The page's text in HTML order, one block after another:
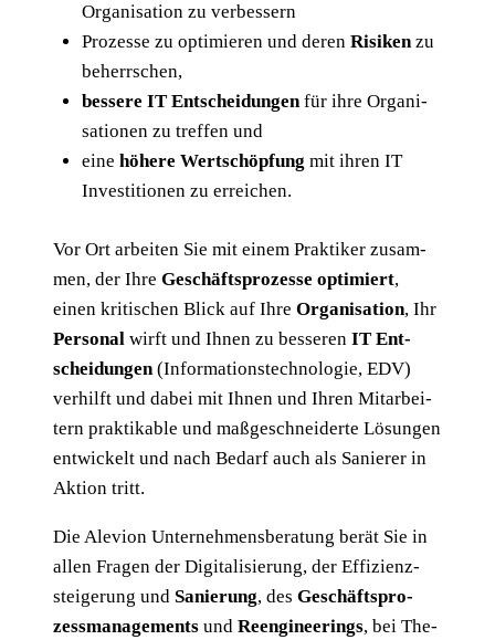
Orga­ni­sa­ti­on zu verbessern
Pro­zes­se zu opti­mie­ren und deren Risi­kenzu
beherrschen,
bes­se­re IT Ent­schei­dun­genfür ihre Orga­ni­
sa­tio­nen zu tref­fen und
eine höhe­re Wert­schöp­fung mit ihren IT
Inves­ti­tio­nen zu erreichen.
Vor Ort arbei­ten Sie mit einem Prak­ti­ker zusam­
men, der Ihre Geschäfts­pro­zes­se opti­miert,
einen kri­ti­schen Blick auf Ihre Orga­ni­sa­ti­on, Ihr
Per­so­nal wirft und Ihnen zu bes­se­ren IT Ent­
schei­dun­gen (Infor­ma­ti­ons­tech­no­lo­gie, EDV)
ver­hilft und dabei mit Ihnen und Ihren Mit­ar­bei­
tern prak­ti­ka­ble und maß­ge­schnei­der­te Lösun­gen
ent­wi­ckelt und nach Bedarf auch als Sanie­rer in
Akti­on tritt.
Die Ale­vi­on Unter­neh­mens­be­ra­tung berät Sie in
allen Fra­gen der Digi­ta­li­sie­rung, der Effi­zienz­
steigerung und Sanie­rung, des Geschäfts­pro­
zess­ma­nage­ments und Reen­gi­nee­rings, bei The­